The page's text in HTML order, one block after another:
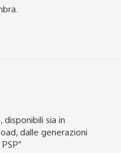
disponibili sia in
dalle generazioni